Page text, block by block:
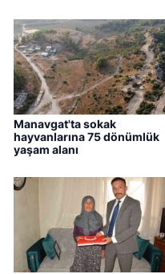
Manavgat'ta sokak
hayvanlarına 75 dönümlük
yaşam alanı